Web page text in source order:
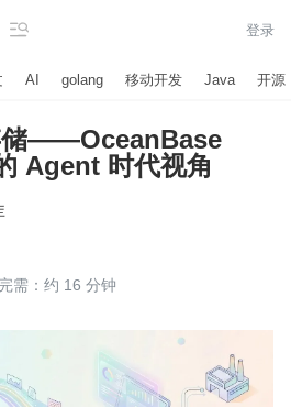
 登录
AI golang 移动开发 Java 开源
储——OceanBase
Agent 时代视角
需：约 16 分钟